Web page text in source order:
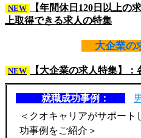
NEW
【年間休日120日以上の
上取得できる求人の特集
大企業の
NEW 【大企業の求人特集】
就職成功事例：
＜クオキャリアがサポー
功事例をご紹介＞